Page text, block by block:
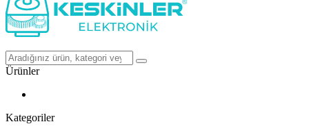
Ürünler
Kategoriler